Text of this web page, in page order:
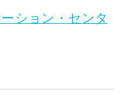
ション・センタ